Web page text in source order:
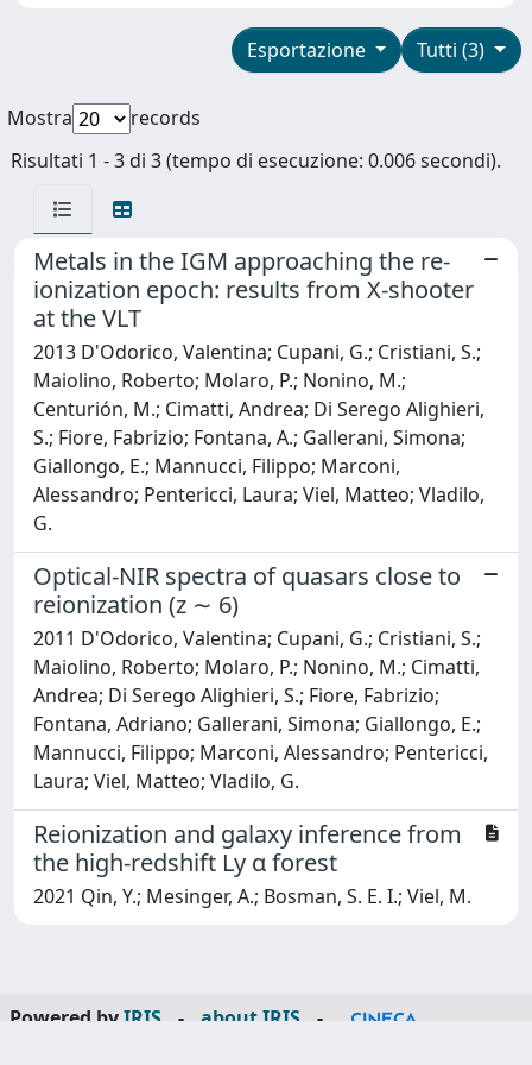
Tutti (3)
Esportazione
Mostra
records
Risultati 1 - 3 di 3 (tempo di esecuzione: 0.006 secondi).
Metals in the IGM approaching the re-
ionization epoch: results from X-shooter
at the VLT
2013 D'Odorico, Valentina; Cupani, G.; Cristiani, S.;
Maiolino, Roberto; Molaro, P.; Nonino, M.;
Centurión, M.; Cimatti, Andrea; Di Serego Alighieri,
S.; Fiore, Fabrizio; Fontana, A.; Gallerani, Simona;
Giallongo, E.; Mannucci, Filippo; Marconi,
Alessandro; Pentericci, Laura; Viel, Matteo; Vladilo,
G.
Optical-NIR spectra of quasars close to
reionization (z ∼ 6)
2011 D'Odorico, Valentina; Cupani, G.; Cristiani, S.;
Maiolino, Roberto; Molaro, P.; Nonino, M.; Cimatti,
Andrea; Di Serego Alighieri, S.; Fiore, Fabrizio;
Fontana, Adriano; Gallerani, Simona; Giallongo, E.;
Mannucci, Filippo; Marconi, Alessandro; Pentericci,
Laura; Viel, Matteo; Vladilo, G.
Reionization and galaxy inference from
the high-redshift Ly α forest
2021 Qin, Y.; Mesinger, A.; Bosman, S. E. I.; Viel, M.
Powered byIRIS - about IRIS
-